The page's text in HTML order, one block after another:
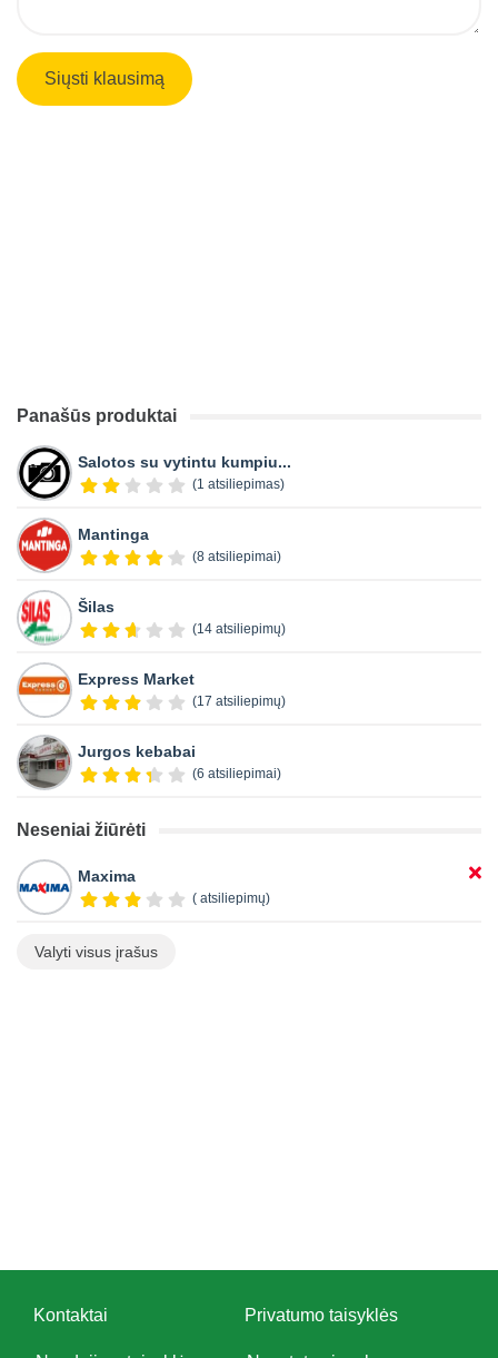
Panašūs produktai
Salotos su vytintu kumpiu...
(1 atsiliepimas)
Mantinga
(8 atsiliepimai)
Šilas
(14 atsiliepimų)
Express Market
(17 atsiliepimų)
Jurgos kebabai
(6 atsiliepimai)
Neseniai žiūrėti
Maxima
( atsiliepimų)
Valyti visus įrašus
Kontaktai Privatumo taisyklės